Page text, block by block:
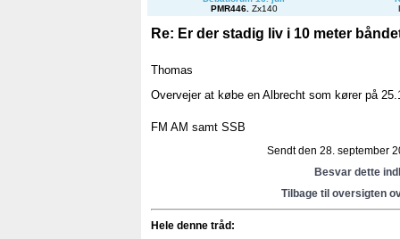
PMR446. Zx140
Re: Er der stadig liv i 10 meter
Thomas
Overvejer at købe en Albrecht som kører på
FM AM samt SSB
Sendt den 28. september
Besvar dette
Tilbage til oversigten
Hele denne tråd: